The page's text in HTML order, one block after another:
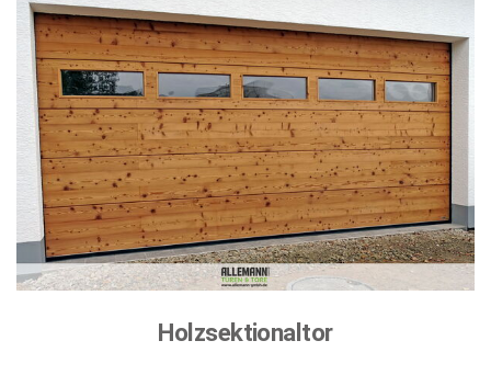
Holzsektionaltor